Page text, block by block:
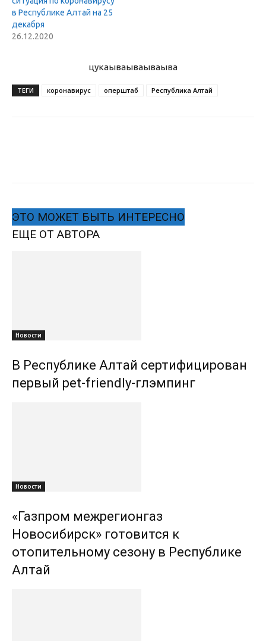
в Республике Алтай на 25
декабря
26.12.2020
цукаываываываыва
ТЕГИ коронавирус оперштаб Республика Алтай
ЭТО МОЖЕТ БЫТЬ ИНТЕРЕСНО
ЕЩЕ ОТ АВТОРА
Новости
В Республике Алтай сертифицирован
первый pet-friendly-глэмпинг
Новости
«Газпром межрегионгаз
Новосибирск» готовится к
отопительному сезону в Республике
Алтай